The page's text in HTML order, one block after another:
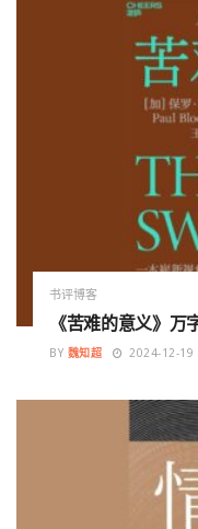
书评博客
《苦难的意义》
BY 魏知超 2024-12-19